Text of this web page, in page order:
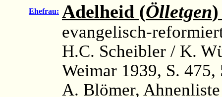
Ehefrau: Adelheid (Ölletgen
evangelisch-
H.C. Scheibler / K.
Weimar 1939, S. 475,
A. Blömer,